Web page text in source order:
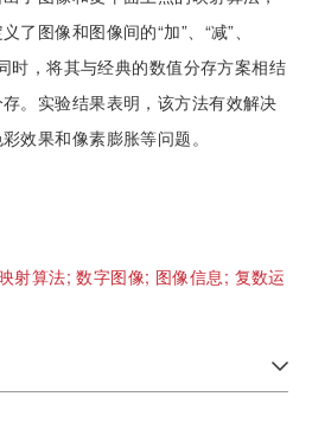
了图像和图像间的“加”、“减”、
时，将其与经典的数值分存方案相结
。实验结果表明，该方法有效解决
效果和像素膨胀等问题。
射算法;数字图像; 图像信息; 复数运